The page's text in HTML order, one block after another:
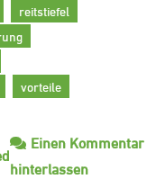
reitstiefel
vorteile
Einen Kommentar
hinterlassenzu